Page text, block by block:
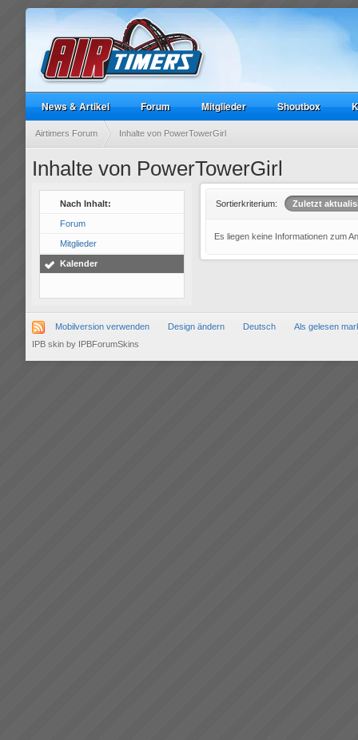
News & Artikel Forum Mitglieder Shoutbox
Airtimers Forum Inhalte von PowerTowerGirl
Inhalte von PowerTowerGirl
Nach Inhalt:
Forum
Mitglieder
Kalender
Sortierkriterium: Zuletzt
Es liegen keine Informationen zum
Mobilversion verwenden Design ändern Deutsch
Als gelesen
IPB skin by IPBForumSkins